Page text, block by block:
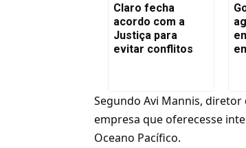
Claro fecha
acordo com a
Justiça para
evitar conflitos
Segundo Avi Mannis,
empresa que oferecesse
Oceano Pacífico.